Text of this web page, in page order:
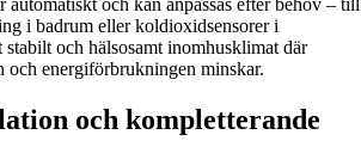
automatiskt och kan anpassas efter behov – till
i badrum eller koldioxidsensorer i
stabilt och hälsosamt inomhusklimat där
och energiförbrukningen minskar.
och kompletterande